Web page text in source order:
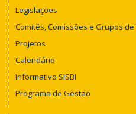
Legislações
Comitês, Comissões e Grupos
Projetos
Calendário
Informativo SISBI
Programa de Gestão